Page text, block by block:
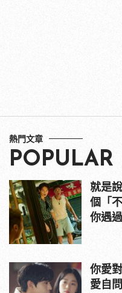
熱門文章
POPULAR
就是
個「
你遇
你愛
愛自